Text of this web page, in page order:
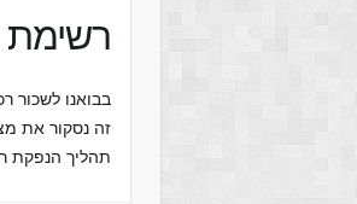
רשימת
בבואנו לשכור
זה נסקור את
תהליך הנפקת